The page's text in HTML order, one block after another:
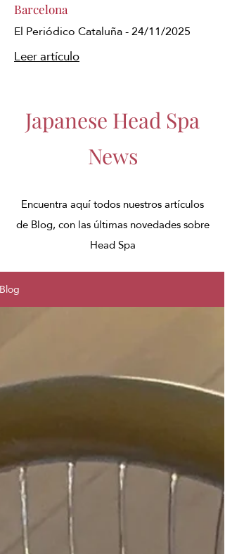
Barcelona
El Periódico Cataluña - 24/11/2025
Leer artículo
Japanese Head Spa
News
Encuentra aquí todos nuestros artículos
de Blog, con las últimas novedades sobre
Head Spa
Blog